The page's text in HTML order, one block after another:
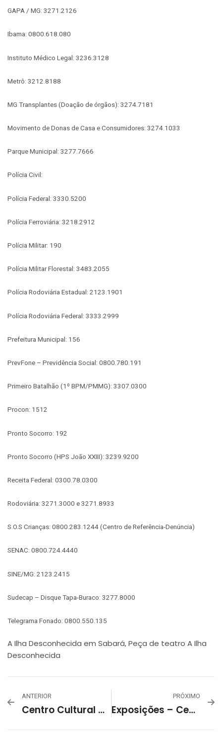
GAPA / MG: 3271.2126
Ibama: 0800.618.080
Instituto Médico Legal: 3236.3128
Metrô: 3212.8188
MG Transplantes (Doação de órgãos): 3274.7181
Movimento de Donas de Casa e Consumidores: 3274.1033
Parque Municipal: 3277.7666
Polícia Civil:
Polícia Federal: 3330.5200
Polícia Ferroviária: 3218.2912
Polícia Militar: 190
Polícia Militar Florestal: 3483.2055
Polícia Rodoviária Estadual: 2123.1901
Polícia Rodoviária Federal: 3333.2999
Prefeitura Municipal: 156
PrevFone – Previdência Social: 0800.780.191
Primeiro Batalhão (1º BPM/PMMG): 3307.0300
Procon: 1512
Pronto Socorro: 192
Pronto Socorro (HPS João XXIII): 3239.9200
Receita Federal: 0300.78.0300
Rodoviária: 3271.3000 e 3271.8933
S.O.S Crianças: 0800.283.1244 (Centro de Referência-Denúncia)
SENAC: 0800.724.4440
SINE/MG: 2123.2415
Sudecap – Disque Tapa-Buraco: 3277.8000
Telegrama Fonado: 0800.550.135
A Ilha Desconhecida em Sabará, Peça de teatro A Ilha
Desconhecida
ANTERIOR
Centro Cultural Alto Vera Cruz
PRÓXIMO
Exposições – Centros Culturais Municipais – Julho De 2023